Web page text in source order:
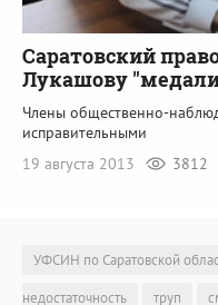
Саратовский
Лукашову
Члены общественно-
исправительными
19 августа 2013
3812
УФСИН по Саратовской
недостаточность
труп